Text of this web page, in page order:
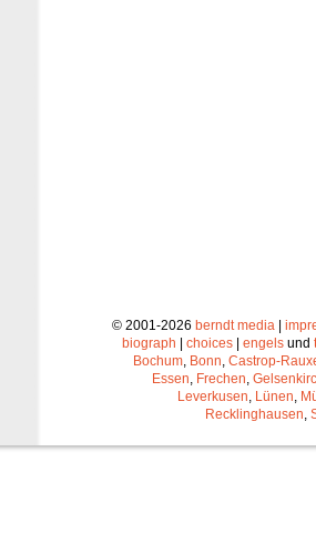
© 2001-2026 berndt media |
biograph | choices | engels und
Bochum Bonn Castrop-
Essen Frechen
Leverkusen Lünen
Recklinghausen